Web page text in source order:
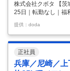
株式会社クボタ 【
25日｜転勤なし｜福
プレス業務（トラ
体的な仕事内容】 ■
構成)にて、トラク
・製品検査業務 ・金
ンス業務 ■入社後の
け、必要な基礎技能
提供：doda
正社員
兵庫／尼崎／